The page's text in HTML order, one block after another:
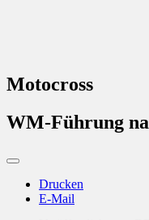
Motocross
WM-Führung
Drucken
E-Mail